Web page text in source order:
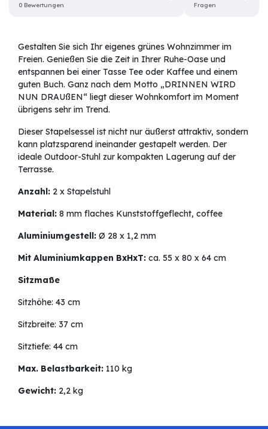
0 Bewertungen Fragen
Gestalten Sie sich Ihr eigenes grünes Wohnzimmer im
Freien. Genießen Sie die Zeit in Ihrer Ruhe-Oase und
entspannen bei einer Tasse Tee oder Kaffee und einem
guten Buch. Ganz nach dem Motto „DRINNEN WIRD
NUN DRAUßEN“ liegt dieser Wohnkomfort im Moment
übrigens sehr im Trend.
Dieser Stapelsessel ist nicht nur äußerst attraktiv, sondern
kann platzsparend ineinander gestapelt werden. Der
ideale Outdoor-Stuhl zur kompakten Lagerung auf der
Terrasse.
Anzahl: 2 x Stapelstuhl
Material: 8 mm flaches Kunststoffgeflecht, coffee
Aluminiumgestell: Ø 28 x 1,2 mm
Mit Aluminiumkappen BxHxT: ca. 55 x 80 x 64 cm
Sitzmaße
Sitzhöhe: 43 cm
Sitzbreite: 37 cm
Sitztiefe: 44 cm
Max. Belastbarkeit: 110 kg
Gewicht: 2,2 kg